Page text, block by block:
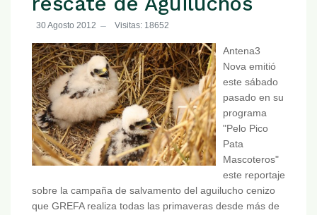
30 Agosto 2012 Visitas: 18652
Antena3
Nova emitió
este sábado
pasado en su
programa
"Pelo Pico
Pata
Mascoteros"
este reportaje
sobre la campaña de salvamento del aguilucho cenizo
que GREFA realiza todas las primaveras desde más de